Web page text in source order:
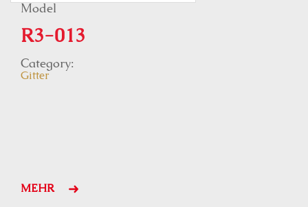
Model
R3-013
Category:
Gitter
MEHR